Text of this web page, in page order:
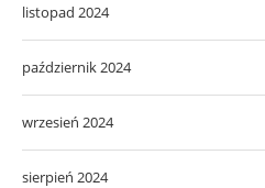
listopad 2024
październik 2024
wrzesień 2024
sierpień 2024